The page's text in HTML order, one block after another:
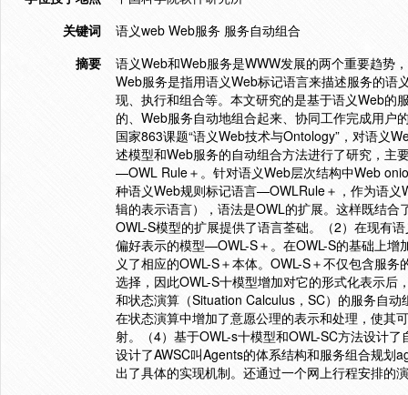
关键词
语义web Web服务 服务自动组合
摘要
语义Web和Web服务是WWW发展的两个重要趋势
Web服务是指用语义Web标记语言来描述服务的语
现、执行和组合等。本文研究的是基于语义Web的
的、Web服务自动地组合起来、协同工作完成用户
国家863课题“语义Web技术与Ontology”，对语义
述模型和Web服务的自动组合方法进行了研究，主
—OWL Rule＋。针对语义Web层次结构中Web
种语义Web规则标记语言—OWLRule＋，作为语义
辑的表示语言），语法是OWL的扩展。这样既结
OWL-S模型的扩展提供了语言荃础。（2）在现有
偏好表示的模型—OWL-S＋。在OWL-S的基础上增
义了相应的OWL-S＋本体。OWL-S＋不仅包含服
选择，因此OWL-S十模型增加对它的形式化表示
和状态演算（Situation Calculus，SC）的服务自
在状态演算中增加了意愿公理的表示和处理，使其
射。（4）基于OWL-s十模型和OWL-SC方法设计
设计了AWSC叫Agents的体系结构和服务组合规划
出了具体的实现机制。还通过一个网上行程安排的